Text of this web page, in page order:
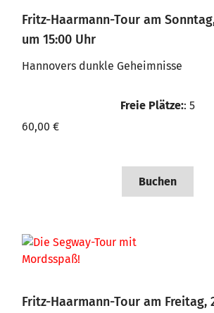
Fritz-Haarmann-Tour am
um 15:00 Uhr
Hannovers dunkle Geheimnisse
Freie Plätze:: 5
60,00 €
Buchen
Fritz-Haarmann-Tour am Freitag,